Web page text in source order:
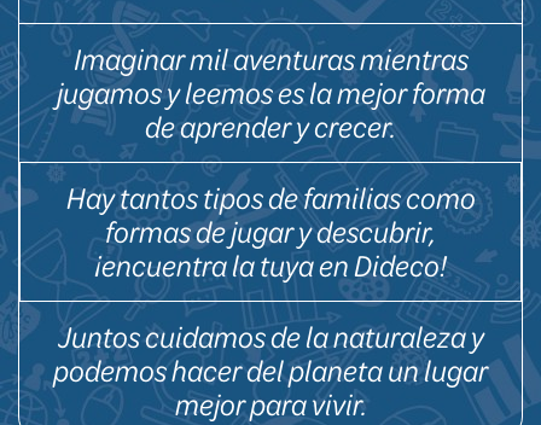
Imaginar mil aventuras mientras
jugamos y leemos es la mejor forma
de aprender y crecer.
Hay tantos tipos de familias como
formas de jugar y descubrir,
¡encuentra la tuya en Dideco!
Juntos cuidamos de la naturaleza y
podemos hacer del planeta un lugar
mejor para vivir.